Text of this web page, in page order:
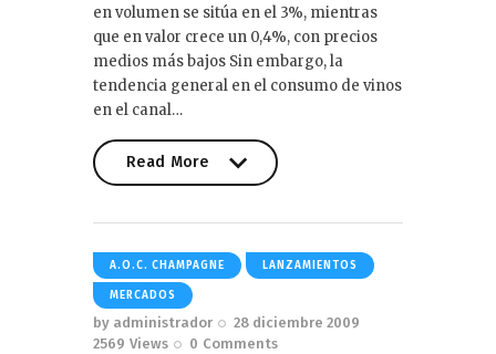
en volumen se sitúa en el 3%, mientras
que en valor crece un 0,4%, con precios
medios más bajos Sin embargo, la
tendencia general en el consumo de vinos
en el canal…
Read More
A.O.C. CHAMPAGNE LANZAMIENTOS
MERCADOS
by administrador
28 diciembre 2009
2569 Views 0 Comments